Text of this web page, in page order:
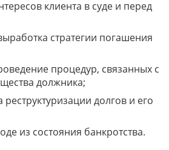
от юриста
от юриста
клиента в суде и перед
стратегии погашения
процедур, связанных с
должника;
долгов и его
из состояния банкротства.